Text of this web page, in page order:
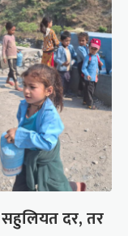
सहुलियत दर, तर